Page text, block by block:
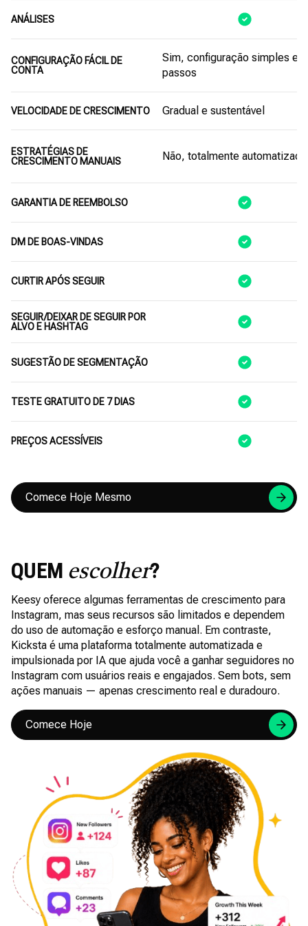
ANÁLISES
CONFIGURAÇÃO FÁCIL DE
CONTA
Sim, configuração simples
passos
VELOCIDADE DE CRESCIMENTO Gradual e sustentável
ESTRATÉGIAS DE
CRESCIMENTO MANUAIS
Não, totalmente automatizado
GARANTIA DE REEMBOLSO
DM DE BOAS-VINDAS
CURTIR APÓS SEGUIR
SEGUIR/DEIXAR DE SEGUIR POR
ALVO E HASHTAG
SUGESTÃO DE SEGMENTAÇÃO
TESTE GRATUITO DE 7 DIAS
PREÇOS ACESSÍVEIS
Comece Hoje Mesmo
QUEM escolher?
Keesy oferece algumas ferramentas de crescimento para
Instagram, mas seus recursos são limitados e dependem
do uso de automação e esforço manual. Em contraste,
Kicksta é uma plataforma totalmente automatizada e
impulsionada por IA que ajuda você a ganhar seguidores no
Instagram com usuários reais e engajados. Sem bots, sem
ações manuais — apenas crescimento real e duradouro.
Comece Hoje